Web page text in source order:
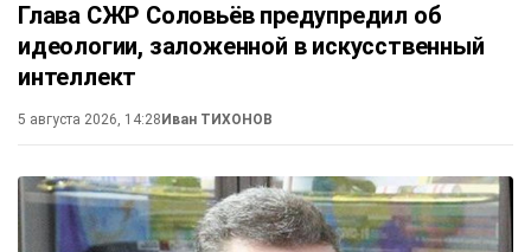
Глава СЖР Соловьёв предупредил об
идеологии, заложенной в искусственный
интеллект
5 августа 2026, 14:28 Иван ТИХОНОВ